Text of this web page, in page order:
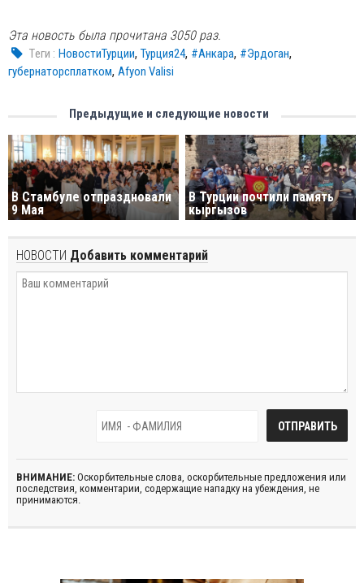
Эта новость была прочитана 3050 раз.
Tеги : НовостиТурции,Турция24, #Анкара, #Эрдоган,
губернаторсплатком, Afyon Valisi
Предыдущие и следующие новости
В Стамбуле отпраздновали
9 Мая
В Турции почтили память
кыргызов
НОВОСТИ Добавить комментарий
ВНИМАНИЕ: Оскорбительные слова, оскорбительные предложения или
последствия, комментарии, содержащие нападку на убеждения, не
принимаются.